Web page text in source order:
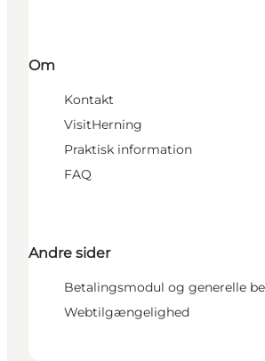
Om
Kontakt
VisitHerning
Praktisk information
FAQ
Andre sider
Betalingsmodul og generelle
Webtilgængelighed